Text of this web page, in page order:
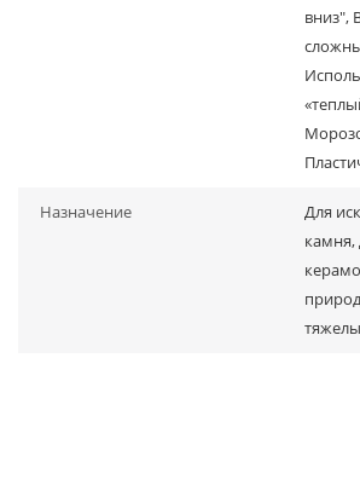
вниз",
Назначение
Для
камня,